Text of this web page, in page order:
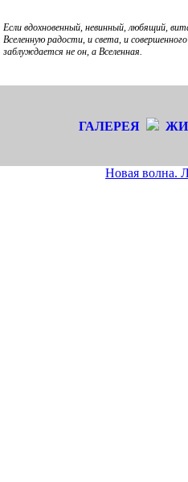
Если вдохновенный, невинный, любящий,
Вселенную радости, и света, и
заблуждается не он, а Вселенная.
ГАЛЕРЕЯ